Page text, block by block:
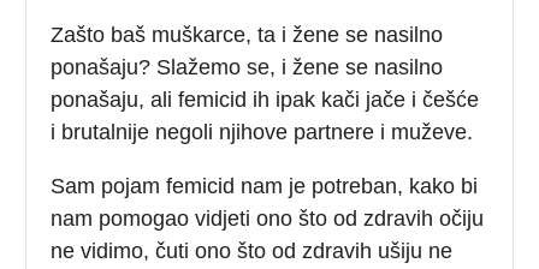
Zašto baš muškarce, ta i žene se nasilno
ponašaju? Slažemo se, i žene se nasilno
ponašaju, ali femicid ih ipak kači jače i češće
i brutalnije negoli njihove partnere i muževe.
Sam pojam femicid nam je potreban, kako bi
nam pomogao vidjeti ono što od zdravih očiju
ne vidimo, čuti ono što od zdravih ušiju ne